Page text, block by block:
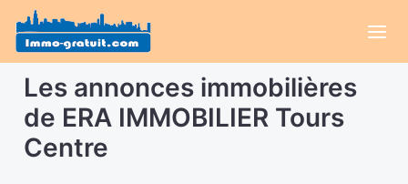
Les annonces immobilières
de ERA IMMOBILIER Tours
Centre